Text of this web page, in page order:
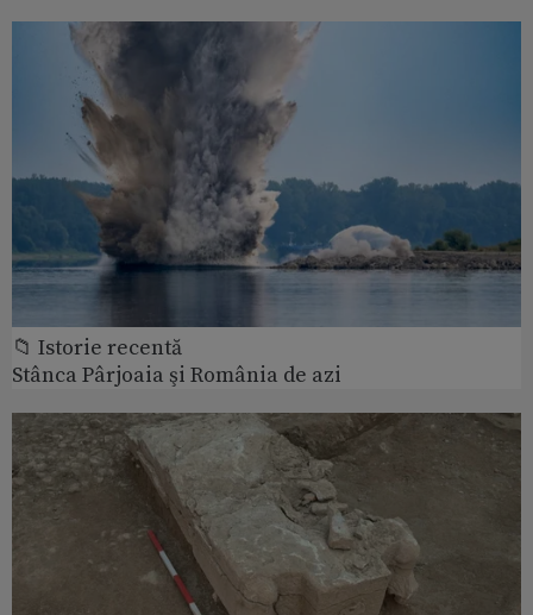
📁 Istorie recentă
Stânca Pârjoaia şi România de azi